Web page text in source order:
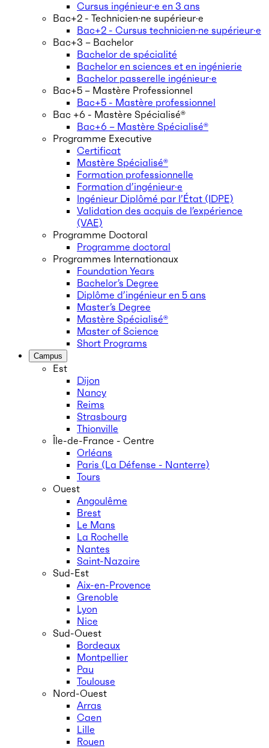
Cursus ingénieur·e en 3 ans
Bac+2 - Technicien·ne supérieur·e
Bac+2 - Cursus technicien·ne supérieur·e
Bac+3 – Bachelor
Bachelor de spécialité
Bachelor en sciences et en ingénierie
Bachelor passerelle ingénieur·e
Bac+5 – Mastère Professionnel
Bac+5 - Mastère professionnel
Bac +6 - Mastère Spécialisé®
Bac+6 – Mastère Spécialisé®
Programme Executive
Certificat
Mastère Spécialisé®
Formation professionnelle
Formation d’ingénieur·e
Ingénieur Diplômé par l’État (IDPE)
Validation des acquis de l’expérience
(VAE)
Programme Doctoral
Programme doctoral
Programmes Internationaux
Foundation Years
Bachelor’s Degree
Diplôme d’ingénieur en 5 ans
Master’s Degree
Mastère Spécialisé®
Master of Science
Short Programs
Campus
Est
Dijon
Nancy
Reims
Strasbourg
Thionville
Île-de-France - Centre
Orléans
Paris (La Défense - Nanterre)
Tours
Ouest
Angoulême
Brest
Le Mans
La Rochelle
Nantes
Saint-Nazaire
Sud-Est
Aix-en-Provence
Grenoble
Lyon
Nice
Sud-Ouest
Bordeaux
Montpellier
Pau
Toulouse
Nord-Ouest
Arras
Caen
Lille
Rouen